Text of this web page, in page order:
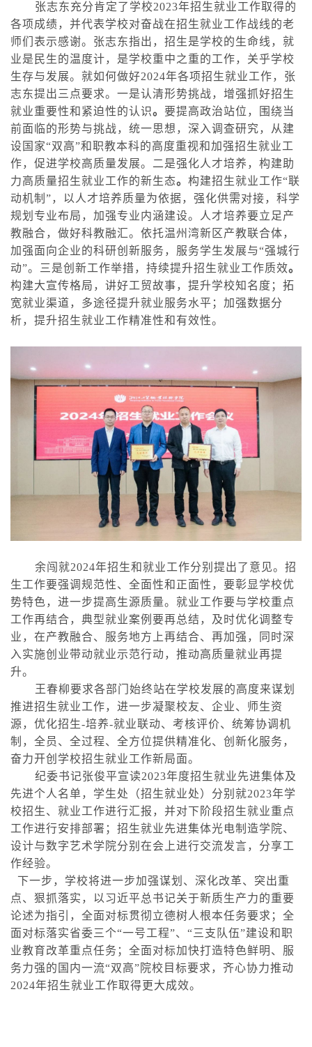
张志东充分肯定了学校2023年招生就业工作取得的
各项成绩，并代表学校对奋战在招生就业工作战线的老
师们表示感谢。张志东指出，招生是学校的生命线，就
业是民生的温度计，是学校重中之重的工作，关乎学校
生存与发展。就如何做好2024年各项招生就业工作，张
志东提出三点要求。 一是认清形势挑战，增强抓好招生
就业重要性和紧迫性的认识。 要提高政治站位，围绕当
前面临的形势与挑战，统一思想，深 入调查研究，从建
设国家“双高”和职教本科的高度重视和加强招生就业工
作，促进学校高质量发展。二是强化人才培养，构建助
力高质量招生就业工作的新生态。 构建招生就业工作“联
动机制”，以人才培养质量为依据，强化供需对接，科学
规划专业布局，加强专业内涵建设。人才培养要立足产
教融合，做好科教融汇。依托温州湾新区产教联合体，
加强面向企业的科研创新服务，服务学生发展与“强城行
动”。三是创新工作举措，持续提升招生就业工作质效。
构建大宣传格局，讲好工贸故事，提升学校知名度；拓
宽就业渠道，多途径提升就业服务水平；加强数据分
析，提升招生就业工作精准性和有效性。
余闯就2024年招生和就业工作分别提出了意见。招
生工作要强调规范性、全面性和正面性，要彰显学校优
势特色，进一步提高生源质量。就业工作要与学校重点
工作再结合，典型就业案例要再总结，及时优化调整专
业，在产教融合、服务地方上再结合、再加强，同时深
入实施创业带动就业示范行动，推动高质量就业再提
升。
王春柳要求各部门始终站在学校发展的高度来谋划
推进招生就业工作，进一步凝聚校友、企业、师生资
源，优化招生-培养-就业联动、考核评价、统筹协调机
制，全员、全过程、全方位提供精准化、创新化服务，
奋力开创学校招生就业工作新局面。
纪委书记张俊平宣读2023年度招生就业先进集体及
先进个人名单，学生处（招生就业处）分别就2023年学
校招生、就业工作进行汇报，并对下阶段招生就业重点
工作进行安排部署；招生就业先进集体光电制造学院、
设计与数字艺术学院分别在会上进行交流发言，分享工
作经验。
下一步，学校将进一步加强谋划、深化改革、突出重
点、狠抓落实，以习近平总书记关于新质生产力的重要
论述为指引，全面对标贯彻立德树人根本任务要求；全
面对标落实省委三个“一号工程”、“三支队伍”建设和职
业教育改革重点任务；全面对标加快打造特色鲜明、服
务力强的国内一流“双高”院校目标要求，齐心协力推动
2024年招生就业工作取得更大成效。